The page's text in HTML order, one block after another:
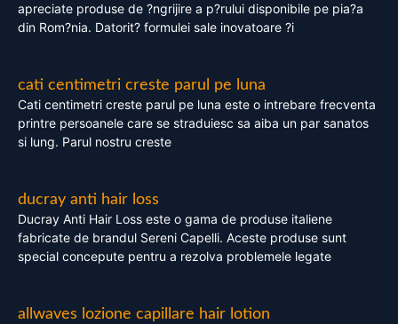
apreciate produse de ?ngrijire a p?rului disponibile pe pia?a
din Rom?nia. Datorit? formulei sale inovatoare ?i
cati centimetri creste parul pe luna
Cati centimetri creste parul pe luna este o intrebare frecventa
printre persoanele care se straduiesc sa aiba un par sanatos
si lung. Parul nostru creste
ducray anti hair loss
Ducray Anti Hair Loss este o gama de produse italiene
fabricate de brandul Sereni Capelli. Aceste produse sunt
special concepute pentru a rezolva problemele legate
allwaves lozione capillare hair lotion